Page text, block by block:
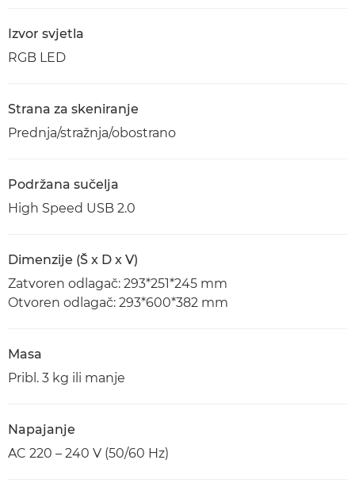
Izvor svjetla
RGB LED
Strana za skeniranje
Prednja/stražnja/obostrano
Podržana sučelja
High Speed USB 2.0
Dimenzije (Š x D x V)
Zatvoren odlagač: 293*251*245 mm
Otvoren odlagač: 293*600*382 mm
Masa
Pribl. 3 kg ili manje
Napajanje
AC 220 – 240 V (50/60 Hz)